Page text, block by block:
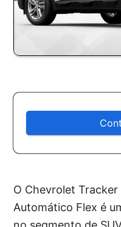
O Chevrolet Tracker
Automático Flex é